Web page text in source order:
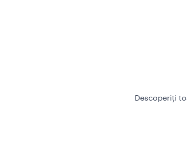
Descoperiți